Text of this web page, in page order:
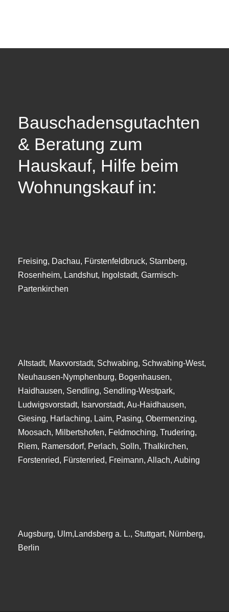
Bauschadensgutachten
& Beratung zum
Hauskauf, Hilfe beim
Wohnungskauf in:
Freising, Dachau, Fürstenfeldbruck, Starnberg,
Rosenheim, Landshut, Ingolstadt, Garmisch-
Partenkirchen
Altstadt, Maxvorstadt, Schwabing, Schwabing-West,
Neuhausen-Nymphenburg, Bogenhausen,
Haidhausen, Sendling, Sendling-Westpark,
Ludwigsvorstadt, Isarvorstadt, Au-Haidhausen,
Giesing, Harlaching, Laim, Pasing, Obermenzing,
Moosach, Milbertshofen, Feldmoching, Trudering,
Riem, Ramersdorf, Perlach, Solln, Thalkirchen,
Forstenried, Fürstenried, Freimann, Allach, Aubing
Augsburg, Ulm,Landsberg a. L., Stuttgart, Nürnberg,
Berlin